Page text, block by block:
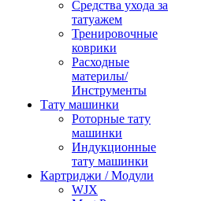
Средства ухода за
татуажем
Тренировочные
коврики
Расходные
материлы/
Инструменты
Тату машинки
Роторные тату
машинки
Индукционные
тату машинки
Картриджи / Модули
WJX